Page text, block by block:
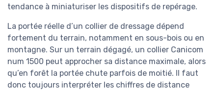
tendance à miniaturiser les dispositifs de repérage.
La portée réelle d’un collier de dressage dépend
fortement du terrain, notamment en sous-bois ou en
montagne. Sur un terrain dégagé, un collier Canicom
num 1500 peut approcher sa distance maximale, alors
qu’en forêt la portée chute parfois de moitié. Il faut
donc toujours interpréter les chiffres de distance